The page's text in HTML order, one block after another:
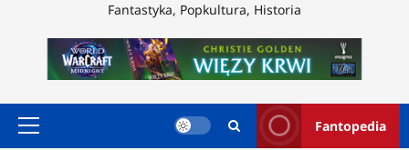
Fantastyka, Popkultura, Historia
Menu
Fantopedia